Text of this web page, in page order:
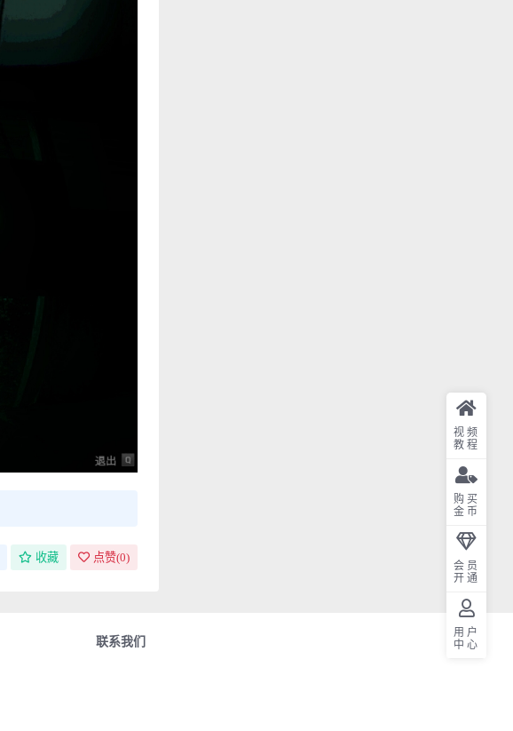
收藏 点赞(0)
联系我们
视频
教程
购买
金币
会员
开通
用户
中心